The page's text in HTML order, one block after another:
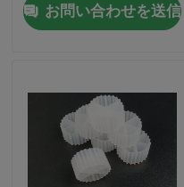
家
私達について
お問い合わせを送信